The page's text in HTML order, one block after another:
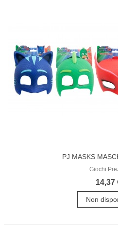
PJ MASKS
Giochi
14,37
Non